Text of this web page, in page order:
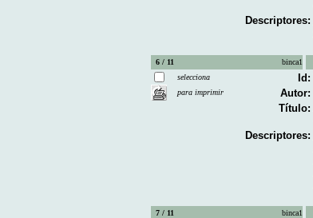
Descriptores:
6 / 11
binca1
selecciona
para imprimir
Id:
Autor:
Título:
Descriptores:
7 / 11
binca1